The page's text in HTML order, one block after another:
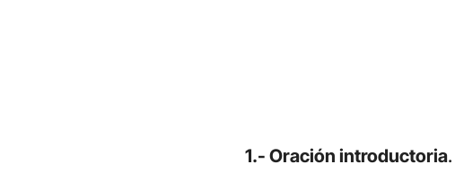
1.- Oración introductoria.